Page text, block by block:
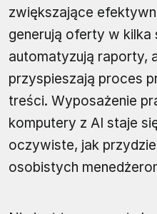
zwiększające
generują oferty w kilka
automatyzują raporty,
przyspieszają proces
treści. Wyposażenie
komputery z AI staje
oczywiste, jak
osobistych